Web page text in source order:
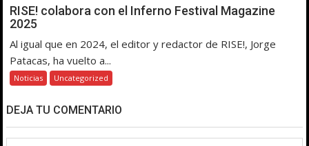
RISE! colabora con el Inferno Festival Magazine
2025
Al igual que en 2024, el editor y redactor de RISE!, Jorge
Patacas, ha vuelto a...
Noticias Uncategorized
DEJA TU COMENTARIO